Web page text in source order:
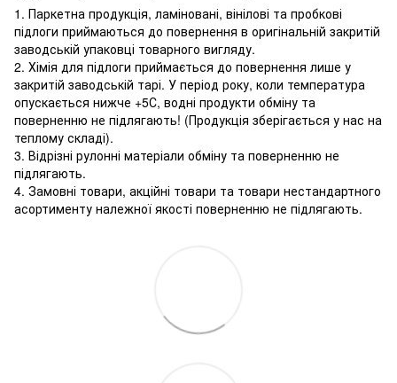
1. Паркетна продукція, ламіновані, вінілові та пробкові
підлоги приймаються до повернення в оригінальній закритій
заводській упаковці товарного вигляду.
2. Хімія для підлоги приймається до повернення лише у
закритій заводській тарі. У період року, коли температура
опускається нижче +5С, водні продукти обміну та
поверненню не підлягають! (Продукція зберігається у нас на
теплому складі).
3. Відрізні рулонні матеріали обміну та поверненню не
підлягають.
4. Замовні товари, акційні товари та товари нестандартного
асортименту належної якості поверненню не підлягають.